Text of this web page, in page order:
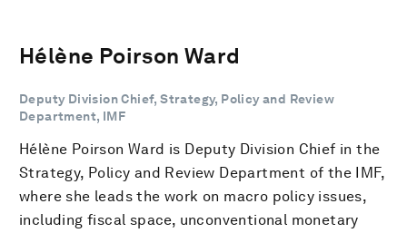
Hélène Poirson Ward
Deputy Division Chief, Strategy, Policy and Review
Department, IMF
Hélène Poirson Ward is Deputy Division Chief in the
Strategy, Policy and Review Department of the IMF,
where she leads the work on macro policy issues,
including fiscal space, unconventional monetary